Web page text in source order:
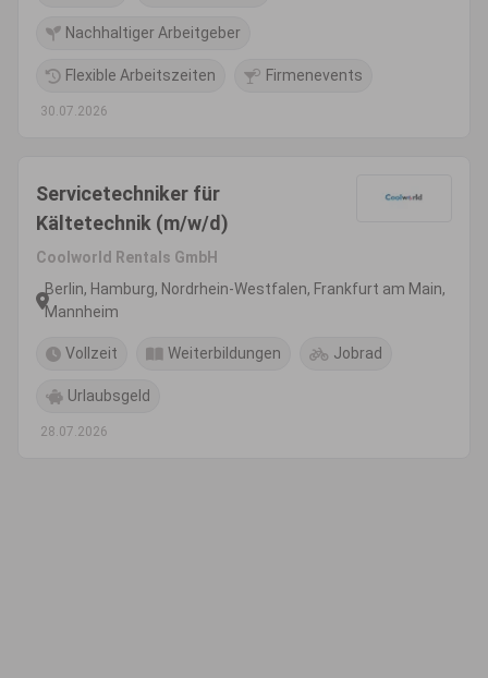
Nachhaltiger Arbeitgeber
Flexible Arbeitszeiten Firmenevents
30.07.2026
Servicetechniker für
Kältetechnik (m/w/d)
Coolworld Rentals GmbH
Berlin, Hamburg, Nordrhein-Westfalen, Frankfurt am Main,
Mannheim
Vollzeit Weiterbildungen Jobrad
Urlaubsgeld
28.07.2026